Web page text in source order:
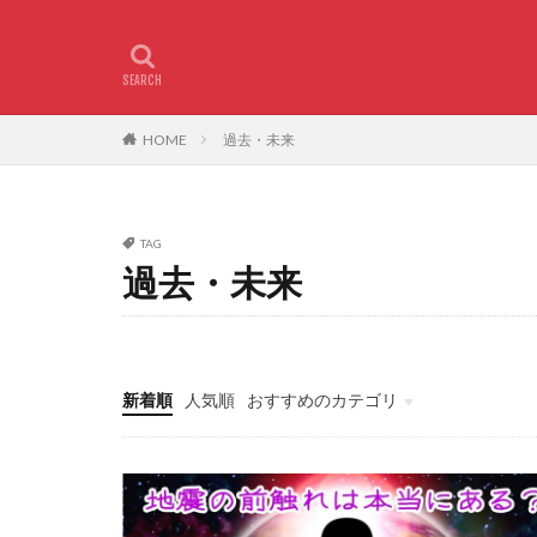
HOME 過去・未来
TAG
過去・未来
新着順 人気順
おすすめのカテゴリ
サヴィラジヌ星
神様・神社
歴史上の人物
霊的な話